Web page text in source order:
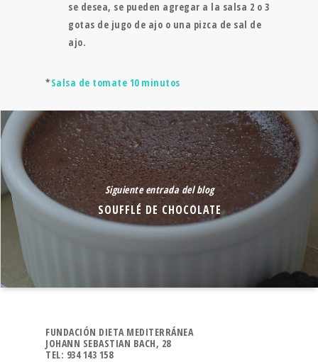
se desea, se pueden agregar a la salsa 2 o 3
gotas de jugo de ajo o una pizca de sal de
ajo.
*Salsa de tomate 10 minutos
Siguiente entrada del blog
SOUFFLÉ DE CHOCOLATE
FUNDACIÓN DIETA MEDITERRÁNEA
JOHANN SEBASTIAN BACH, 28
TEL: 934 143 158